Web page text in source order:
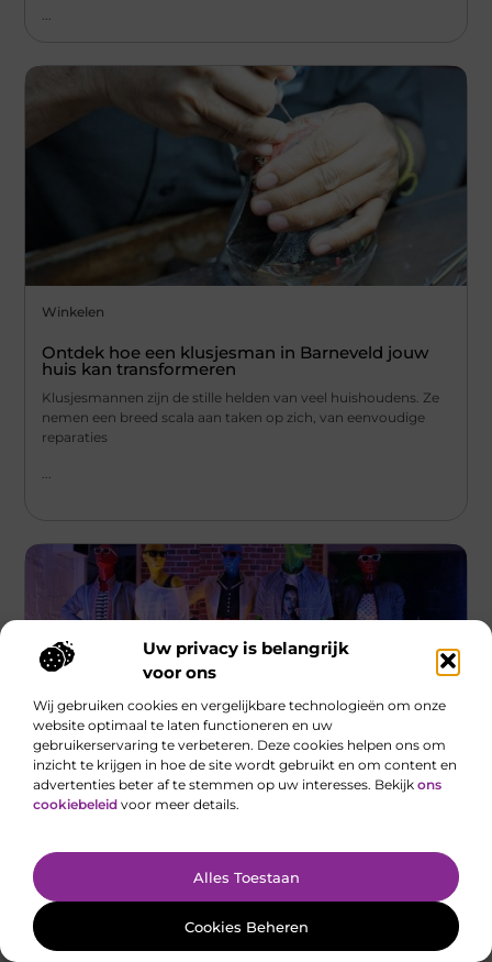
Uw privacy is belangrijk
voor ons
Wij gebruiken cookies en vergelijkbare technologieën om onze
website optimaal te laten functioneren en uw
gebruikerservaring te verbeteren. Deze cookies helpen ons om
inzicht te krijgen in hoe de site wordt gebruikt en om content en
advertenties beter af te stemmen op uw interesses. Bekijk ons
cookiebeleid voor meer details.
Alles Toestaan
Cookies Beheren
...
Winkelen
Ontdek hoe een klusjesman in Barneveld jouw
huis kan transformeren
Klusjesmannen zijn de stille helden van veel huishoudens. Ze
nemen een breed scala aan taken op zich, van eenvoudige
reparaties
Winkelen
Welkom bij onze uitgebreide gids over kledingwinkels in Goes
(Goes Gids)! Als je op zoek bent naar een unieke
...